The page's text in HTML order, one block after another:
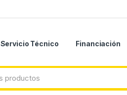
Servicio Técnico Financiación